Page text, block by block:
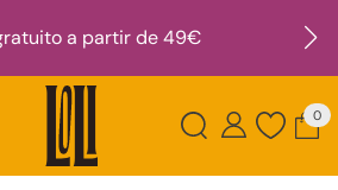
a partir de 49€
0